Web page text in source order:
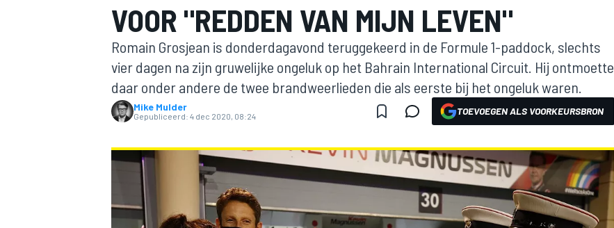
MOTOGP
VOOR "REDDEN VAN MIJN LEVEN"
Romain Grosjean is donderdagavond teruggekeerd in de Formule 1-paddock, slechts
vier dagen na zijn gruwelijke ongeluk op het Bahrain International Circuit. Hij ontmoette
daar onder andere de twee brandweerlieden die als eerste bij het ongeluk waren.
Mike Mulder
Gepubliceerd: 4 dec 2020, 08:24 TOEVOEGEN ALS VOORKEURSBRON